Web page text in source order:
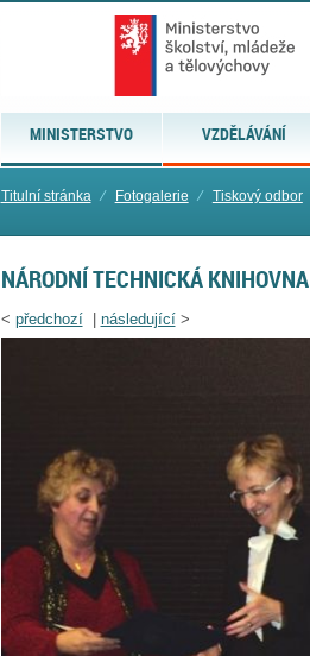
MINISTERSTVO VZDĚLÁVÁNÍ
Titulní stránka ⁄ Fotogalerie ⁄ Tiskový odbor
NÁRODNÍ TECHNICKÁ KNIHOVNA
< předchozí| následující>